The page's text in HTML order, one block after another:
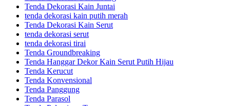
Tenda Dekorasi Kain Juntai
tenda dekorasi kain putih merah
Tenda Dekorasi Kain Serut
tenda dekorasi serut
tenda dekorasi tirai
Tenda Groundbreaking
Tenda Hanggar Dekor Kain Serut Putih Hijau
Tenda Kerucut
Tenda Konvensional
Tenda Panggung
Tenda Parasol